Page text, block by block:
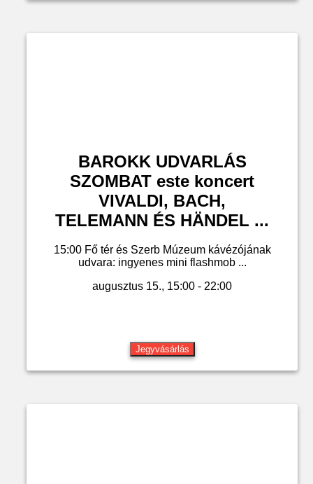
BAROKK UDVARLÁS
SZOMBAT este koncert
VIVALDI, BACH,
TELEMANN ÉS HÄNDEL ...
15:00 Fő tér és Szerb Múzeum kávézójának
udvara: ingyenes mini flashmob ...
augusztus 15., 15:00 - 22:00
Jegyvásárlás